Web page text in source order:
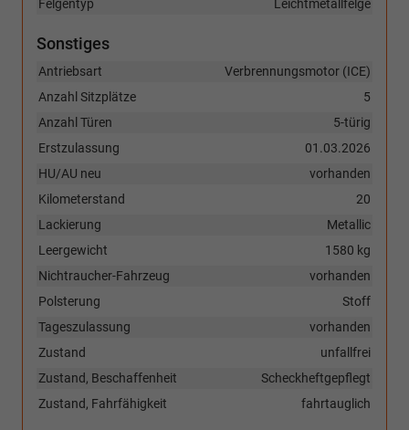
Leichtmetallfelge
Felgentyp
Sonstiges
Verbrennungsmotor (ICE)
Antriebsart
5
Anzahl Sitzplätze
5-türig
Anzahl Türen
01.03.2026
Erstzulassung
vorhanden
HU/AU neu
20
Kilometerstand
Metallic
Lackierung
1580 kg
Leergewicht
vorhanden
Nichtraucher-Fahrzeug
Stoff
Polsterung
vorhanden
Tageszulassung
unfallfrei
Zustand
Scheckheftgepflegt
Zustand, Beschaffenheit
fahrtauglich
Zustand, Fahrfähigkeit